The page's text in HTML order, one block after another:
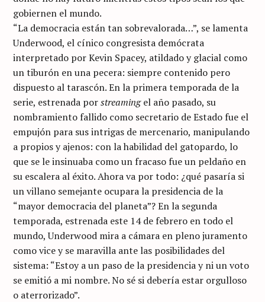
gobiernen el mundo.
“La democracia están tan sobrevalorada…”, se lamenta
Underwood, el cínico congresista demócrata
interpretado por Kevin Spacey, atildado y glacial como
un tiburón en una pecera: siempre contenido pero
dispuesto al tarascón. En la primera temporada de la
serie, estrenada porstreamingel año pasado, su
nombramiento fallido como secretario de Estado fue el
empujón para sus intrigas de mercenario, manipulando
a propios y ajenos: con la habilidad del gatopardo, lo
que se le insinuaba como un fracaso fue un peldaño en
su escalera al éxito. Ahora va por todo: ¿qué pasaría si
un villano semejante ocupara la presidencia de la
“mayor democracia del planeta”? En la segunda
temporada, estrenada este 14 de febrero en todo el
mundo, Underwood mira a cámara en pleno juramento
como vice y se maravilla ante las posibilidades del
sistema: “Estoy a un paso de la presidencia y ni un voto
se emitió a mi nombre. No sé si debería estar orgulloso
o aterrorizado”.